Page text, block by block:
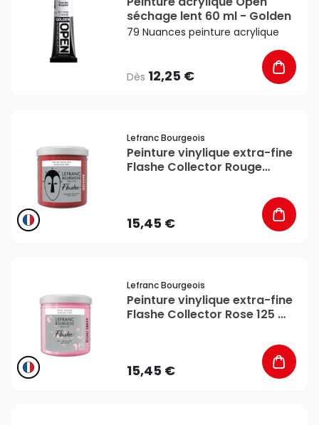
séchage lent 60 ml - Golden
79 Nuances peinture acrylique
Dès 12,25 €
Lefranc Bourgeois
Peinture vinylique extra-fine
Flashe Collector Rouge
15,45 €
Lefranc Bourgeois
Peinture vinylique extra-fine
Flashe Collector Rose 125 ml
15,45 €